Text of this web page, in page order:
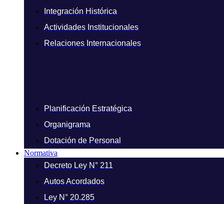
Integración Histórica
Actividades Institucionales
Relaciones Internacionales
Planificación Estratégica
Organigrama
Dotación de Personal
Normativa
Decreto Ley N° 211
Autos Acordados
Ley N° 20.285